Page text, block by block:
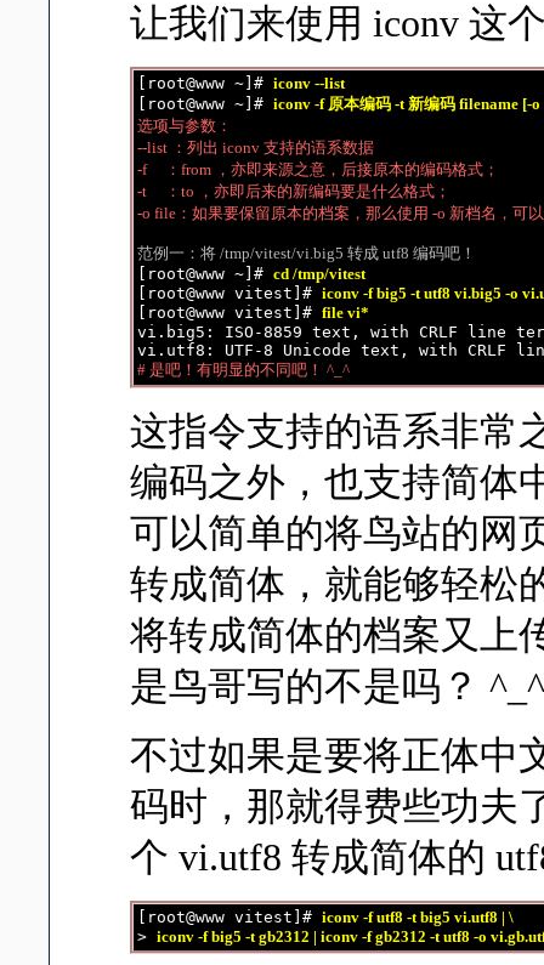
让我们来使用 iconv 这
[root@www ~]# iconv --list
[root@www ~]# iconv -f 原本编码 -t 新编码 filename [-
选项与参数：
--list ：列出 iconv 支持的语系数据
-f     ：from ，亦即来源之意，后接原本的编码格式；
-t     ：to ，亦即后来的新编码要是什么格式；
-o file：如果要保留原本的档案，那么使用 -o 新档名，可
范例一：将 /tmp/vitest/vi.big5 转成 utf8 编码吧！
[root@www ~]# cd /tmp/vitest
[root@www vitest]# iconv -f big5 -t utf8 vi.big5 -o
[root@www vitest]# file vi*
vi.big5: ISO-8859 text, with CRLF line
# 是吧！有明显的不同吧！ ^_^
这指令支持的语系非常
编码之外，也支持简体
可以简单的将鸟站的网
转成简体，就能够轻松
将转成简体的档案又上
是鸟哥写的不是吗？ ^_^
不过如果是要将正体中
码时，那就得费些功夫
个 vi.utf8 转成简体的
[root@www vitest]# iconv -f utf8 -t big5 vi.utf8 | \
> iconv -f big5 -t gb2312 | iconv -f gb2312 -t utf8 -o